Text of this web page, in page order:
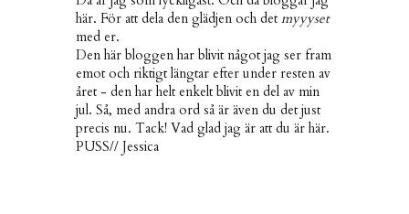
här. För att dela den glädjen och detmyyyset
med er.
Den här bloggen har blivit något jag ser fram
emot och riktigt längtar efter under resten av
året - den har helt enkelt blivit en del av min
jul. Så, med andra ord så är även du det just
precis nu. Tack! Vad glad jag är att du är här.
PUSS// Jessica